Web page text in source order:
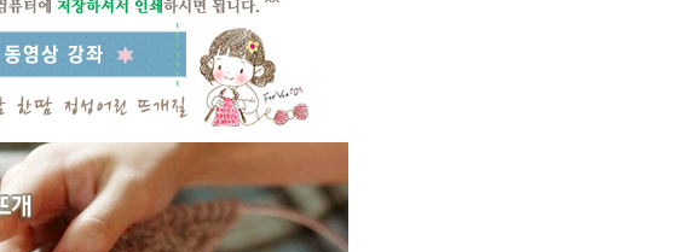
3
앤디목도리
프렌치넥워머뜨개질